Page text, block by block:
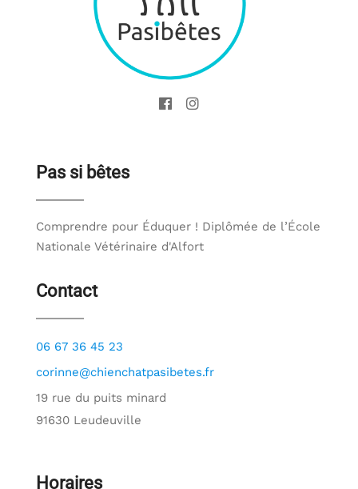
Pas si bêtes
Comprendre pour Éduquer ! Diplômée de l’École
Nationale Vétérinaire d'Alfort
Contact
06 67 36 45 23
corinne@chienchatpasibetes.fr
19 rue du puits minard
91630 Leudeuville
Horaires